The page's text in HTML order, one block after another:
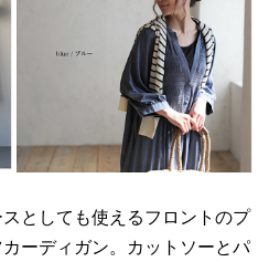
としても使えるフロントのプ
ーディガン。カットソーとパ